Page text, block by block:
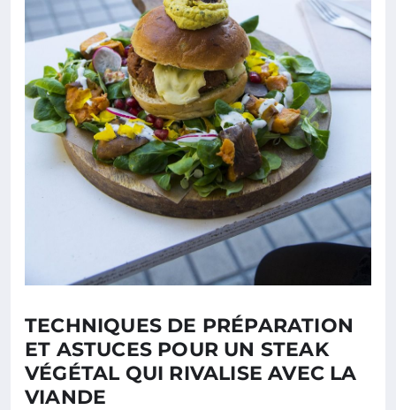
TECHNIQUES DE PRÉPARATION
ET ASTUCES POUR UN STEAK
VÉGÉTAL QUI RIVALISE AVEC LA
VIANDE